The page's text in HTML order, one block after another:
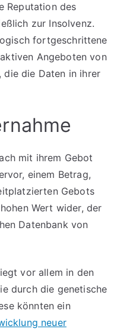
Reputation des
zur Insolvenz.
fortgeschrittene
Angeboten von
die die Daten in ihrer
mit ihrem Gebot
einem Betrag,
Gebots
Wert wider, der
Datenbank von
vor allem in den
durch die genetische
könnten ein
neuer